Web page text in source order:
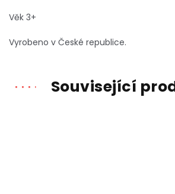
Věk 3+
Vyrobeno v České republice.
Související